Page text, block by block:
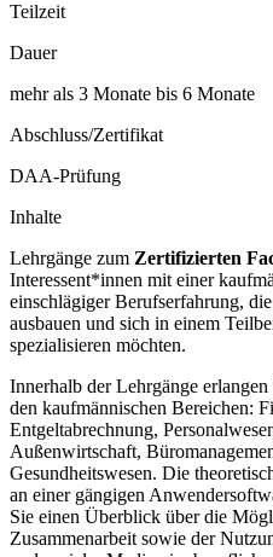
Teilzeit
Dauer
mehr als 3 Monate bis 6 Monate
Abschluss/Zertifikat
DAA-Prüfung
Inhalte
Lehrgänge zum Zertifizierten
Interessent*innen mit einer
einschlägiger Berufserfahrung,
ausbauen und sich in einem
spezialisieren möchten.
Innerhalb der Lehrgänge
den kaufmännischen Bereichen:
Entgeltabrechnung,
Außenwirtschaft,
Gesundheitswesen. Die
an einer gängigen
Sie einen Überblick über die
Zusammenarbeit sowie der